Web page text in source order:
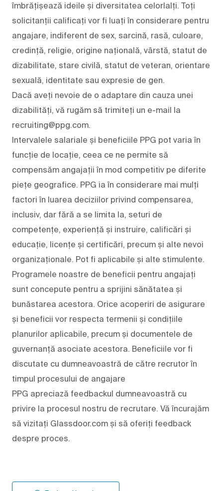
îmbrățișează ideile și diversitatea celorlalți. Toți
solicitanții calificați vor fi luați în considerare pentru
angajare, indiferent de sex, sarcină, rasă, culoare,
credință, religie, origine națională, vârstă, statut de
dizabilitate, stare civilă, statut de veteran, orientare
sexuală, identitate sau expresie de gen.
Dacă aveți nevoie de o adaptare din cauza unei
dizabilități, vă rugăm să trimiteți un e-mail la
recruiting@ppg.com.
Intervalele salariale și beneficiile PPG pot varia în
funcție de locație, ceea ce ne permite să
compensăm angajații în mod competitiv pe diferite
piețe geografice. PPG ia în considerare mai mulți
factori în luarea deciziilor privind compensarea,
inclusiv, dar fără a se limita la, seturi de
competențe, experiență și instruire, calificări și
educație, licențe și certificări, precum și alte nevoi
organizaționale. Pot fi aplicabile și alte stimulente.
Programele noastre de beneficii pentru angajați
sunt concepute pentru a sprijini sănătatea și
bunăstarea acestora. Orice acoperiri de asigurare
și beneficii vor respecta termenii și condițiile
planurilor aplicabile, precum și documentele de
guvernanță asociate acestora. Beneficiile vor fi
discutate cu dumneavoastră de către recrutor în
timpul procesului de angajare
PPG apreciază feedbackul dumneavoastră cu
privire la procesul nostru de recrutare. Vă încurajăm
să vizitați Glassdoor.com și să oferiți feedback
despre proces.